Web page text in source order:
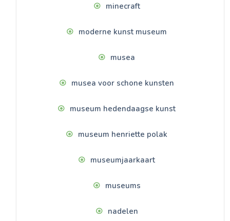
minecraft
moderne kunst museum
musea
musea voor schone kunsten
museum hedendaagse kunst
museum henriette polak
museumjaarkaart
museums
nadelen